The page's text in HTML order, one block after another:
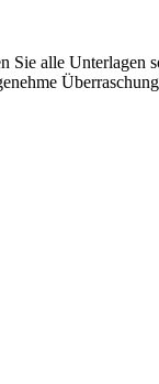
Sie alle Unterlagen